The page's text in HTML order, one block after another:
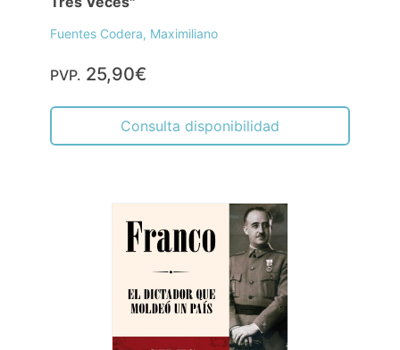
Fuentes Codera, Maximiliano
PVP. 25,90€
Consulta disponibilidad